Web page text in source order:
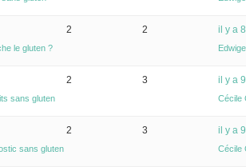
le gluten ?
2 2 il y a
sans gluten
2 3 il y a
Cécile
sans gluten
2 3 il y a
Cécile